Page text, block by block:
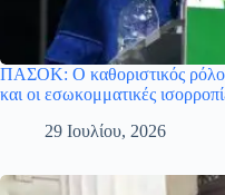
ΠΑΣΟΚ: Ο καθοριστικός
και οι εσωκομματικές
29 Ιουλίου, 2026